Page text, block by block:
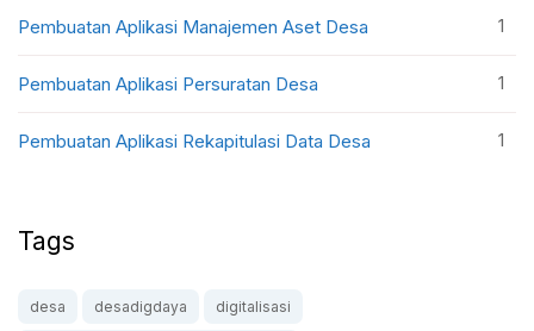
Pembuatan Aplikasi Manajemen Aset Desa 1
Pembuatan Aplikasi Persuratan Desa 1
Pembuatan Aplikasi Rekapitulasi Data Desa 1
Tags
desa desadigdaya digitalisasi